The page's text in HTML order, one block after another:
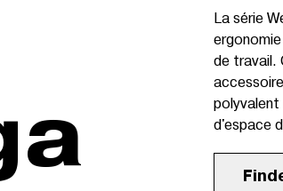
La série
de travail.
d'espace